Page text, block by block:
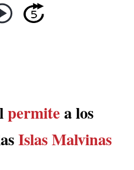
permitea los
Islas Malvinas